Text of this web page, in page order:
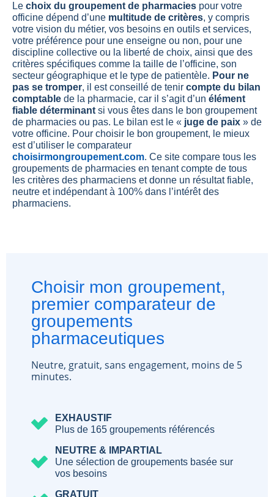
Le choix du groupement de pharmacies pour votre
officine dépend d’une multitude de critères, y compris
votre vision du métier, vos besoins en outils et services,
votre préférence pour une enseigne ou non, pour une
discipline collective ou la liberté de choix, ainsi que des
critères spécifiques comme la taille de l’officine, son
secteur géographique et le type de patientèle. Pour ne
pas se tromper, il est conseillé de tenir compte du bilan
comptable de la pharmacie, car il s’agit d’un élément
fiable déterminant si vous êtes dans le bon groupement
de pharmacies ou pas. Le bilan est le « juge de paix » de
votre officine. Pour choisir le bon groupement, le mieux
est d’utiliser le comparateur
choisirmongroupement.com. Ce site compare tous les
groupements de pharmacies en tenant compte de tous
les critères des pharmaciens et donne un résultat fiable,
neutre et indépendant à 100% dans l’intérêt des
pharmaciens.
Choisir mon groupement,
premier comparateur de
groupements
pharmaceutiques
Neutre, gratuit, sans engagement, moins de 5
minutes.
EXHAUSTIF
Plus de 165 groupements référencés
NEUTRE & IMPARTIAL
Une sélection de groupements basée sur
vos besoins
GRATUIT